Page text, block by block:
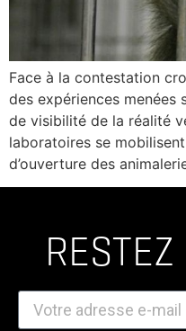
Face à la contestation
des expériences menées
de visibilité de la réalité
laboratoires se
d’ouverture des